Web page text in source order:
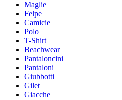
Maglie
Felpe
Camicie
Polo
T-Shirt
Beachwear
Pantaloncini
Pantaloni
Giubbotti
Gilet
Giacche